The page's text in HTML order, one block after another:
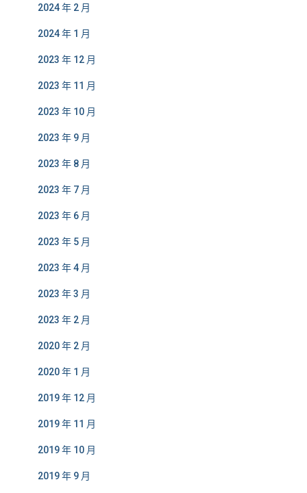
2024 年 2 月
2024 年 1 月
2023 年 12 月
2023 年 11 月
2023 年 10 月
2023 年 9 月
2023 年 8 月
2023 年 7 月
2023 年 6 月
2023 年 5 月
2023 年 4 月
2023 年 3 月
2023 年 2 月
2020 年 2 月
2020 年 1 月
2019 年 12 月
2019 年 11 月
2019 年 10 月
2019 年 9 月